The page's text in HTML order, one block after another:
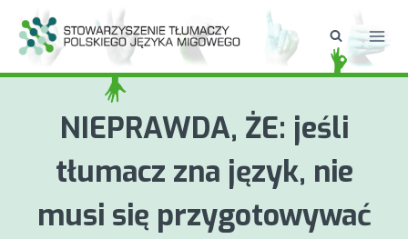
Przejdź
treści
NIEPRAWDA, ŻE: jeśli
tłumacz zna język, nie
musi się przygotowywać